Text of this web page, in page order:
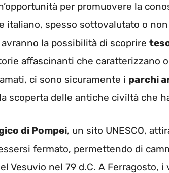
per promuovere la
italiano, spesso sottovalutato o
la possibilità di scoprire
affascinanti che caratterizzano
ci sono sicuramente i parchi
scoperta delle antiche civiltà che
di Pompei, un sito UNESCO,
fermato, permettendo di
Vesuvio nel 79 d.C. A Ferragosto,